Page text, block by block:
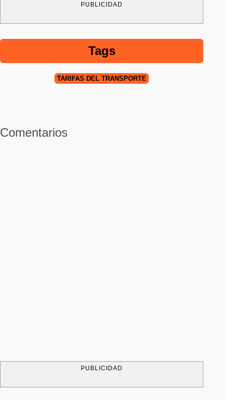
PUBLICIDAD
Tags
TARIFAS DEL TRANSPORTE
Comentarios
PUBLICIDAD